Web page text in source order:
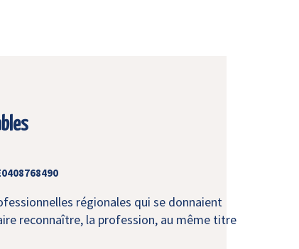
régionales qui se donnaient
reconnaître, la profession, au même titre